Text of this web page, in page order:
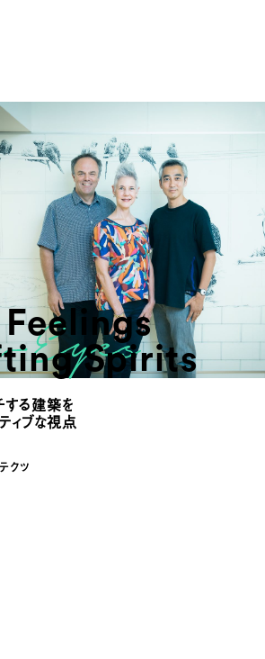
Spirits
る建築を
ィブな視点
クツ